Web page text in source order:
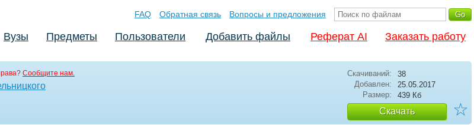
FAQ Обратная связь Вопросы и предложения
Вузы Предметы Пользователи Добавить файлы Реферат AI Заказать работу
Сообщите нам. Скачиваний:
38
Добавлен:
25.05.2017
Размер:
439 Кб
Скачать ☆